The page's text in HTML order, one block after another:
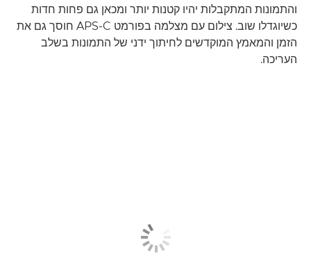
והתמונות המתקבלות יהיו קטנות יותר ומכאן גם פחות חדות
כשיוגדלו שוב. צילום עם מצלמה בפורמט APS-C חוסך גם את
הזמן והמאמץ המוקדשים לחיתוך ידני של התמונות בשלב
העריכה.